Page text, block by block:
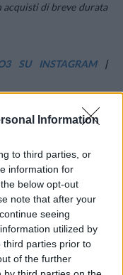
Information
to third parties, or
information for
below opt-out
note that after your
seeing
utilized by
third parties prior to
of the further
acquisti di breve durata
SU INSTAGRAM|
La maggior
parte delle
ferma al
concetto di
‘usato’
pensando che,
soprattutto nel
campo della
tecnologia, sia